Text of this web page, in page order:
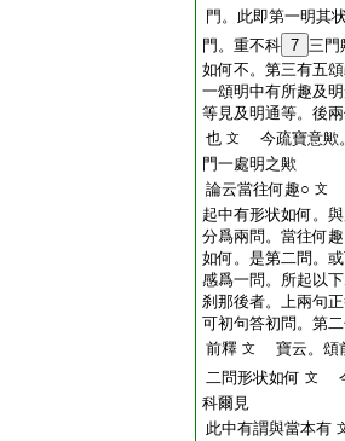
門。此即第一明其
門。重不科 7 三
如何不。第三有五
一頌明中有所趣及
等見及明通等。後
也 文
今疏寶意歟
門一處明之歟
論云當往何趣○ 文
起中有形状如何。
分爲兩問。當往何
如何。是第二問。
感爲一問。所起以
刹那後者。上兩句
可初句答初問。第
前釋 文
寶云。頌
二問形状如何 文
科爾見
此中有謂與當本有